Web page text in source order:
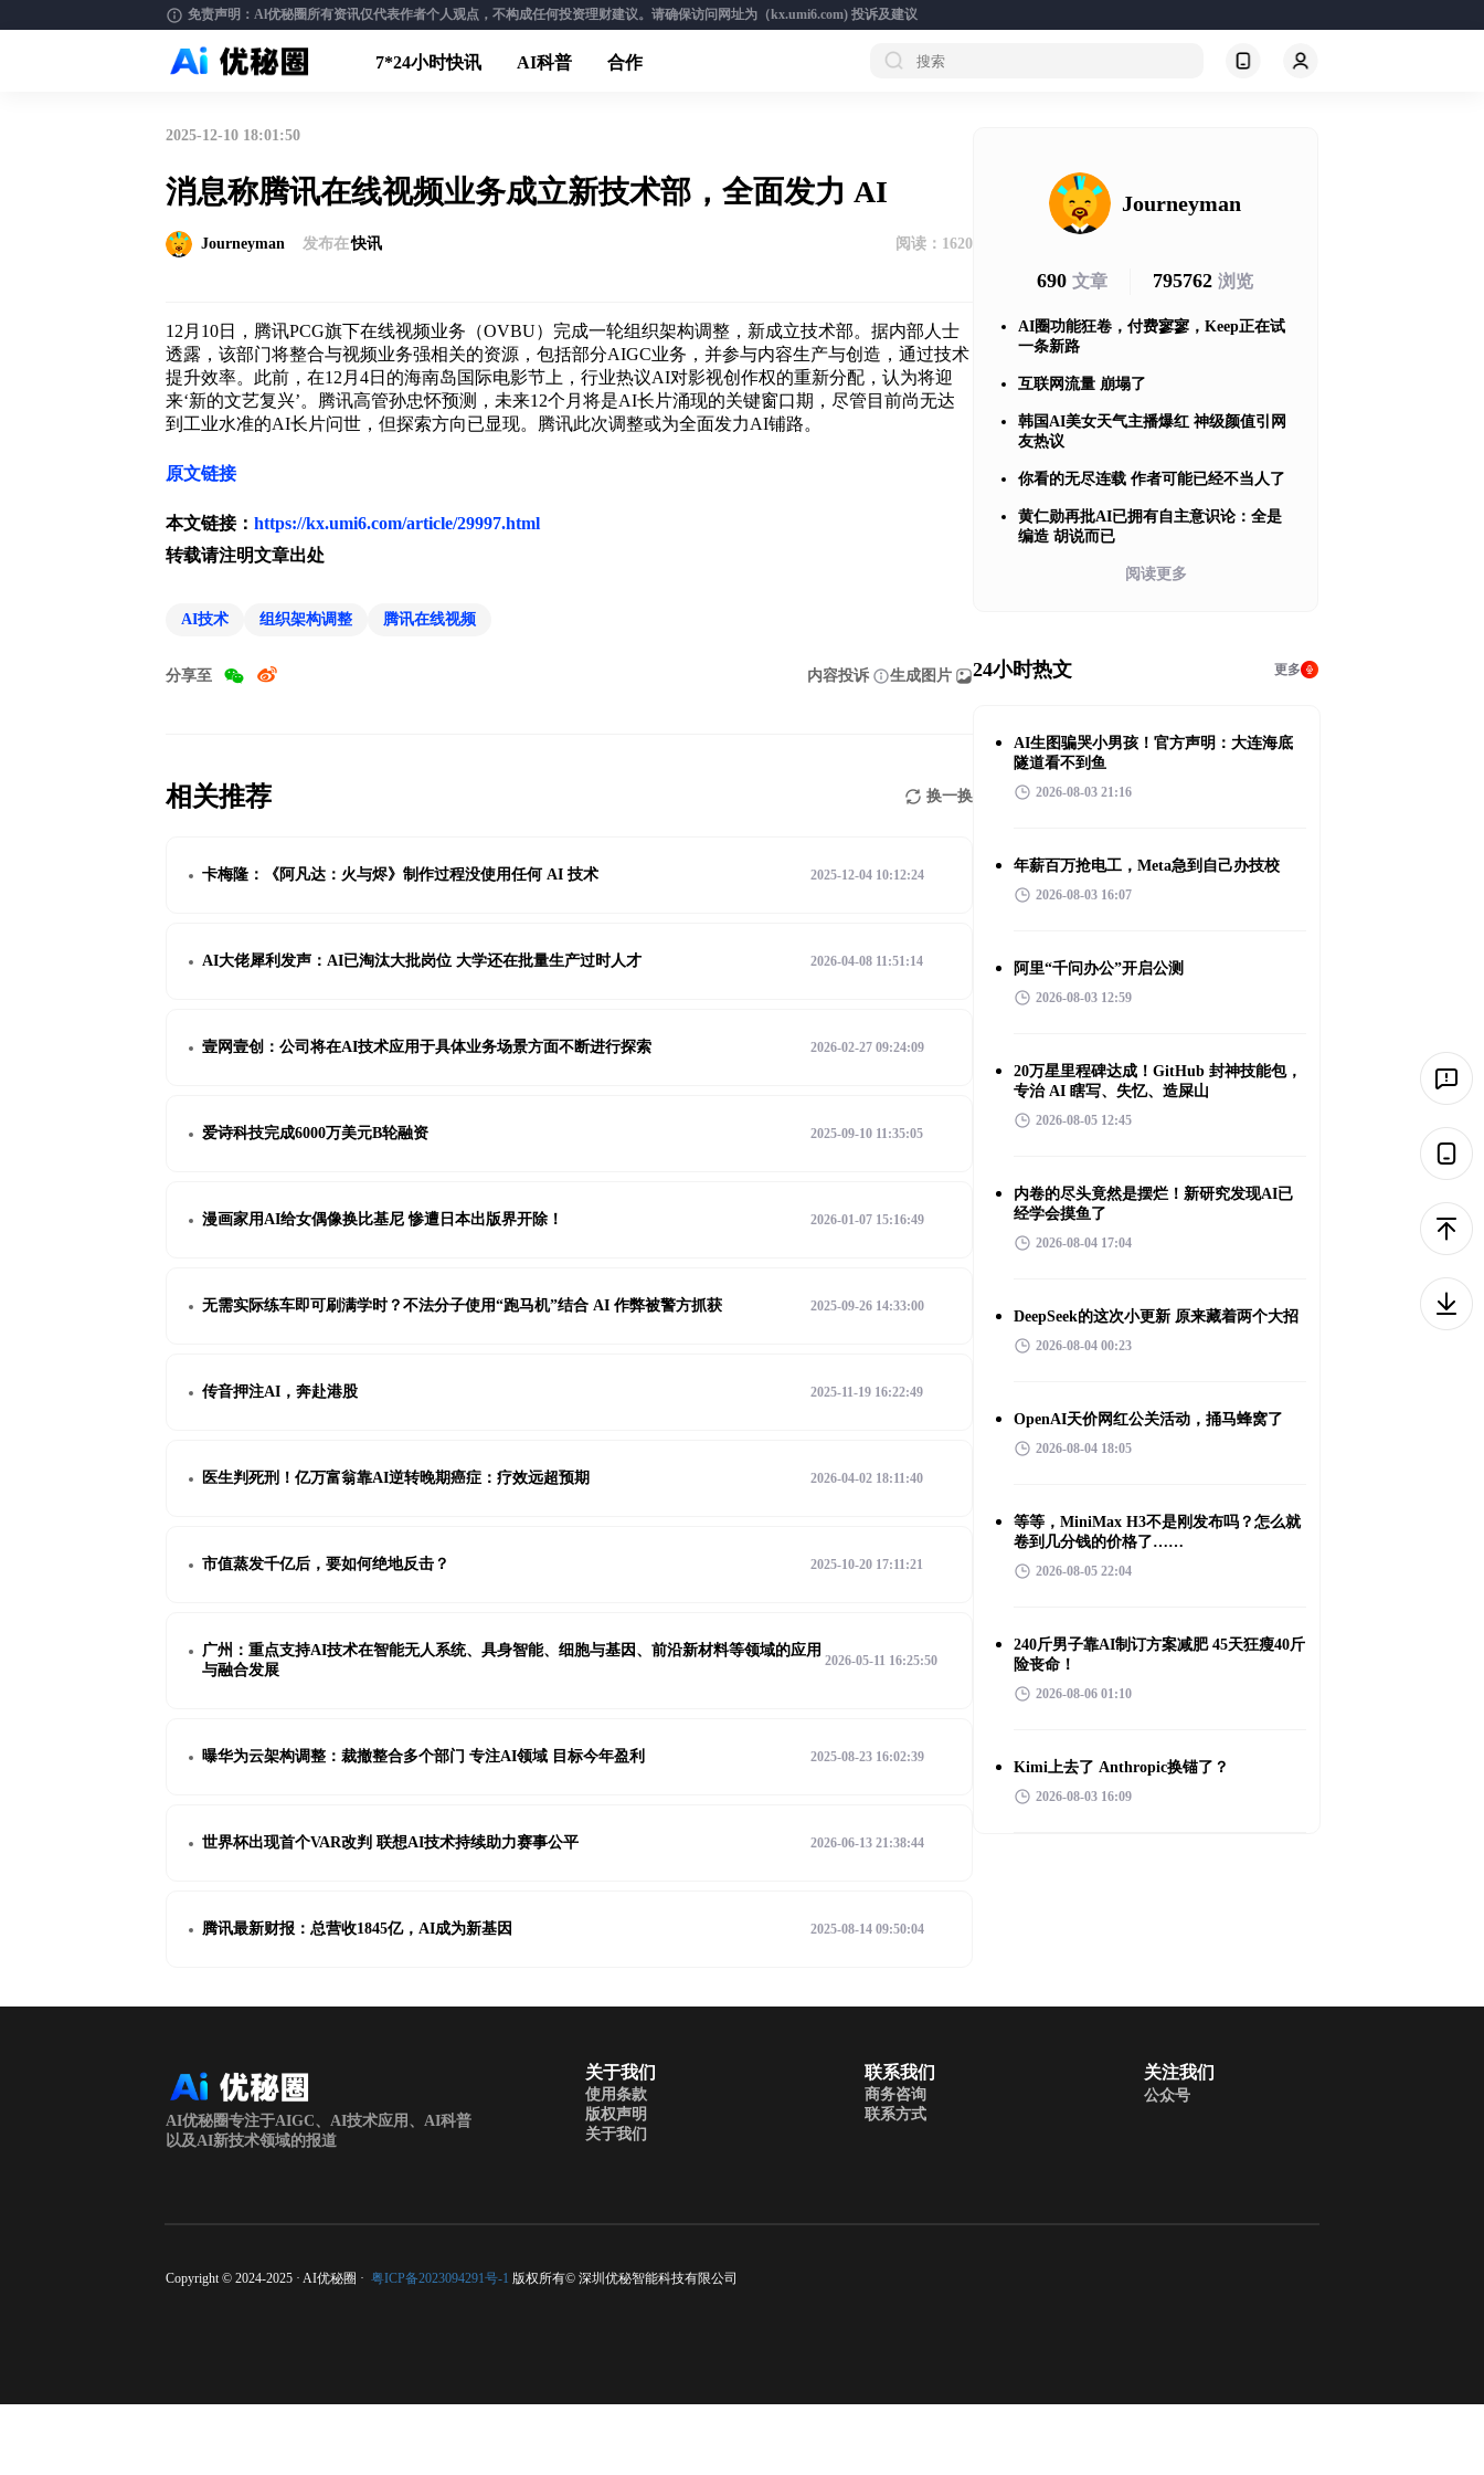
免责声明：Al优秘圈所有资讯仅代表作者个人观点，不构成任何投资理财建议。请确保访问网址为（kx.umi6.com) 投诉及建议
7*24小时快讯 AI科普 合作
2025-12-10 18:01:50
消息称腾讯在线视频业务成立新技术部，全面发力 AI
Journeyman 发布在快讯 阅读： 1620
12月10日，腾讯PCG旗下在线视频业务（OVBU）完成一轮组织架构调整，新成立技术部。据内部人士
透露，该部门将整合与视频业务强相关的资源，包括部分AIGC业务，并参与内容生产与创造，通过技术
提升效率。此前，在12月4日的海南岛国际电影节上，行业热议AI对影视创作权的重新分配，认为将迎
来‘新的文艺复兴’。腾讯高管孙忠怀预测，未来12个月将是AI长片涌现的关键窗口期，尽管目前尚无达
到工业水准的AI长片问世，但探索方向已显现。腾讯此次调整或为全面发力AI铺路。
原文链接
本文链接： https://kx.umi6.com/article/29997.html
转载请注明文章出处
AI技术 组织架构调整 腾讯在线视频
分享至 内容投诉 生成图片
相关推荐 换一换
卡梅隆：《阿凡达：火与烬》制作过程没使用任何 AI 技术 2025-12-04 10:12:24
AI大佬犀利发声：AI已淘汰大批岗位 大学还在批量生产过时人才 2026-04-08 11:51:14
壹网壹创：公司将在AI技术应用于具体业务场景方面不断进行探索 2026-02-27 09:24:09
爱诗科技完成6000万美元B轮融资 2025-09-10 11:35:05
漫画家用AI给女偶像换比基尼 惨遭日本出版界开除！ 2026-01-07 15:16:49
无需实际练车即可刷满学时？不法分子使用“跑马机”结合 AI 作弊被警方抓获 2025-09-26 14:33:00
传音押注AI，奔赴港股 2025-11-19 16:22:49
医生判死刑！亿万富翁靠AI逆转晚期癌症：疗效远超预期 2026-04-02 18:11:40
市值蒸发千亿后，要如何绝地反击？ 2025-10-20 17:11:21
广州：重点支持AI技术在智能无人系统、具身智能、细胞与基因、前沿新材料等领域的应用
与融合发展
2026-05-11 16:25:50
曝华为云架构调整：裁撤整合多个部门 专注AI领域 目标今年盈利 2025-08-23 16:02:39
世界杯出现首个VAR改判 联想AI技术持续助力赛事公平 2026-06-13 21:38:44
腾讯最新财报：总营收1845亿，AI成为新基因 2025-08-14 09:50:04
Journeyman
690文章 795762浏览
AI圈功能狂卷，付费寥寥，Keep正在试
一条新路
互联网流量 崩塌了
韩国AI美女天气主播爆红 神级颜值引网
友热议
你看的无尽连载 作者可能已经不当人了
黄仁勋再批AI已拥有自主意识论：全是
编造 胡说而已
阅读更多
24小时热文 更多
AI生图骗哭小男孩！官方声明：大连海底
隧道看不到鱼
2026-08-03 21:16
年薪百万抢电工，Meta急到自己办技校
2026-08-03 16:07
阿里“千问办公”开启公测
2026-08-03 12:59
20万星里程碑达成！GitHub 封神技能包，
专治 AI 瞎写、失忆、造屎山
2026-08-05 12:45
内卷的尽头竟然是摆烂！新研究发现AI已
经学会摸鱼了
2026-08-04 17:04
DeepSeek的这次小更新 原来藏着两个大招
2026-08-04 00:23
OpenAI天价网红公关活动，捅马蜂窝了
2026-08-04 18:05
等等，MiniMax H3不是刚发布吗？怎么就
卷到几分钱的价格了……
2026-08-05 22:04
240斤男子靠AI制订方案减肥 45天狂瘦40斤
险丧命！
2026-08-06 01:10
Kimi上去了 Anthropic换锚了？
2026-08-03 16:09
AI优秘圈专注于AIGC、AI技术应用、AI科普
以及AI新技术领域的报道
关于我们
使用条款
版权声明
关于我们
联系我们
商务咨询
联系方式
关注我们
公众号
Copyright © 2024-2025 · AI优秘圈 · 粤ICP备2023094291号-1 版权所有© 深圳优秘智能科技有限公司